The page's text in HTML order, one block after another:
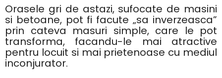
Orasele gri de astazi, sufocate de masini
si betoane, pot fi facute „sa inverzeasca”
prin cateva masuri simple, care le pot
transforma, facandu-le mai atractive
pentru locuit si mai prietenoase cu mediul
inconjurator.